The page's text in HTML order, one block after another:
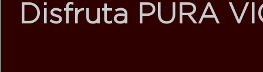
Disfruta PURA